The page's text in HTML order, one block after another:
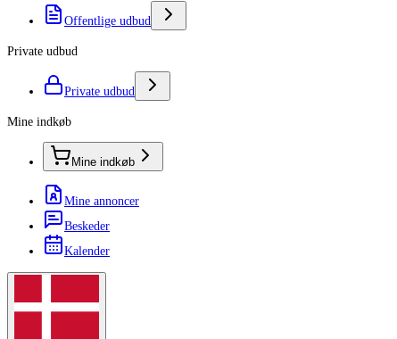
Offentlige udbud
Private udbud
Private udbud
Mine indkøb
Mine indkøb
Mine annoncer
Beskeder
Kalender